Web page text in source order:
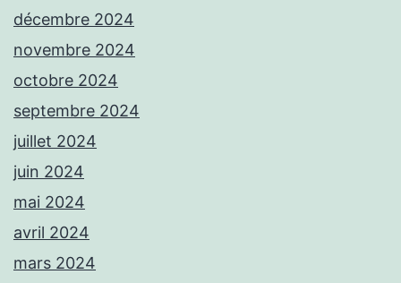
décembre 2024
novembre 2024
octobre 2024
septembre 2024
juillet 2024
juin 2024
mai 2024
avril 2024
mars 2024